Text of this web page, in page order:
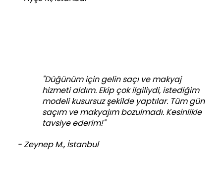
"Düğünüm için gelin saçı ve makyaj
hizmeti aldım. Ekip çok ilgiliydi, istediğim
modeli kusursuz şekilde yaptılar. Tüm gün
saçım ve makyajım bozulmadı. Kesinlikle
tavsiye ederim!"
- Zeynep M., İstanbul